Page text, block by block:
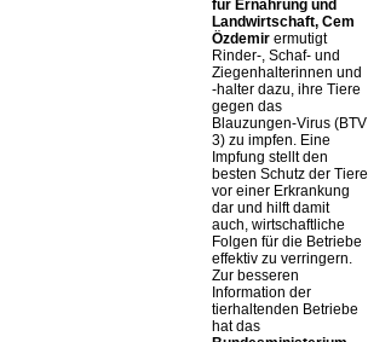
für Ernährung und
Landwirtschaft, Cem
Özdemir ermutigt
Rinder-, Schaf- und
Ziegenhalterinnen und
-halter dazu, ihre Tiere
gegen das
Blauzungen-Virus (BTV
3) zu impfen. Eine
Impfung stellt den
besten Schutz der Tiere
vor einer Erkrankung
dar und hilft damit
auch, wirtschaftliche
Folgen für die Betriebe
effektiv zu verringern.
Zur besseren
Information der
tierhaltenden Betriebe
hat das